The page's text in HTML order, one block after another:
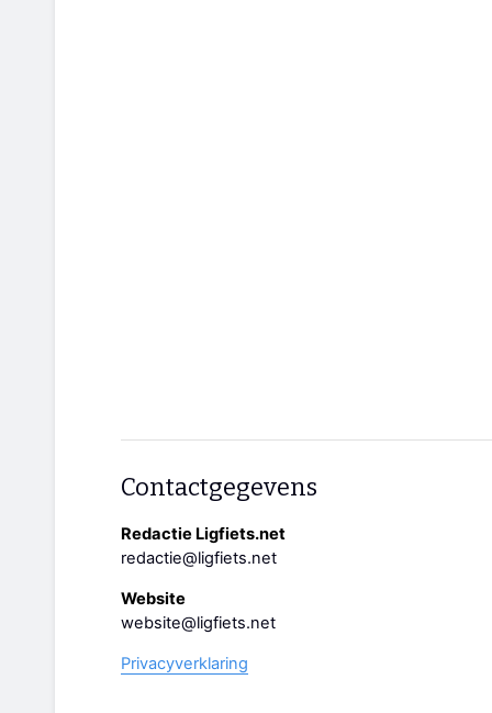
Contactgegevens
Redactie Ligfiets.net
redactie@ligfiets.net
Website
website@ligfiets.net
Privacyverklaring